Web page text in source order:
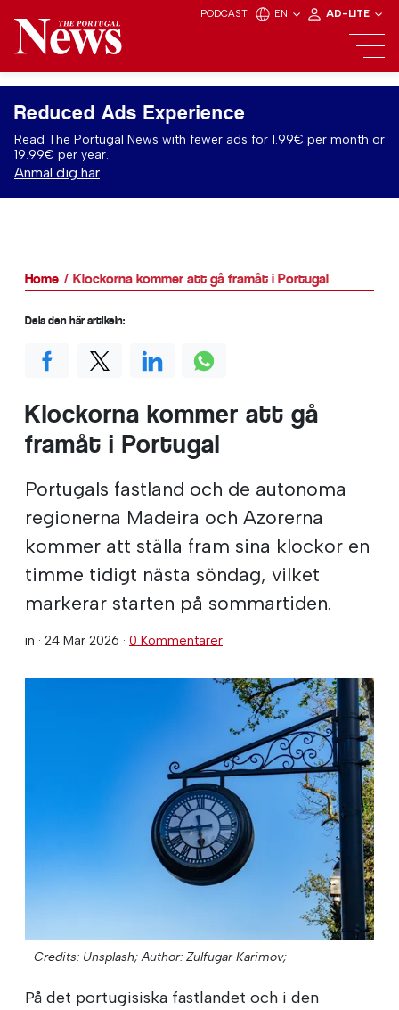
PODCAST EN AD-LITE
Reduced Ads Experience
Read The Portugal News with fewer ads for 1.99€ per month or
19.99€ per year.
Anmäl dig här
Home Klockorna kommer att gå framåt i Portugal
Klockorna kommer att gå
framåt i Portugal
Portugals fastland och de autonoma
regionerna Madeira och Azorerna
kommer att ställa fram sina klockor en
timme tidigt nästa söndag, vilket
markerar starten på sommartiden.
in · 24 Mar 2026 · 0 Kommentarer
Credits: Unsplash; Author: Zulfugar Karimov;
På det portugisiska fastlandet och i den
Dela den här artikeln: